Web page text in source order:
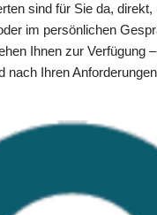
sind für Sie da, direkt,
im persönlichen
Ihnen zur Verfügung
nach Ihren